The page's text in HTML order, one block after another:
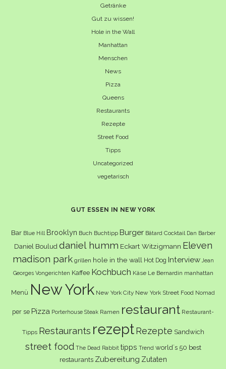
Getränke
Gut zu wissen!
Hole in the Wall
Manhattan
Menschen
News
Pizza
Queens
Restaurants
Rezepte
Street Food
Tipps
Uncategorized
vegetarisch
GUT ESSEN IN NEW YORK
Bar Blue Hill Brooklyn Buch Buchtipp Burger Bâtard Cocktail Dan Barber
Daniel Boulud daniel humm Eckart Witzigmann Eleven
madison park grillen hole in the wall Hot Dog Interview Jean
Georges Vongerichten Kaffee Kochbuch Käse Le Bernardin manhattan
Menü New York New York City New York Street Food Nomad
per se Pizza Porterhouse Steak Ramen restaurant Restaurant-
Tipps Restaurants rezept Rezepte Sandwich
street food The Dead Rabbit tipps Trend world´s 50 best
restaurants Zubereitung Zutaten